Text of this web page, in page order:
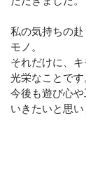
私の気持ちの
モノ。
それだけに、
光栄なことです
今後も遊び心
いきたいと思い